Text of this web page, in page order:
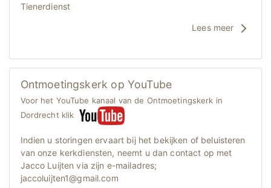
Tienerdienst
Lees meer
Ontmoetingskerk op YouTube
Voor het YouTube kanaal van de Ontmoetingskerk in
Dordrecht klik
Indien u storingen ervaart bij het bekijken of beluisteren
van onze kerkdiensten, neemt u dan contact op met
Jacco Luijten via zijn e-mailadres;
jaccoluijten1@gmail.com